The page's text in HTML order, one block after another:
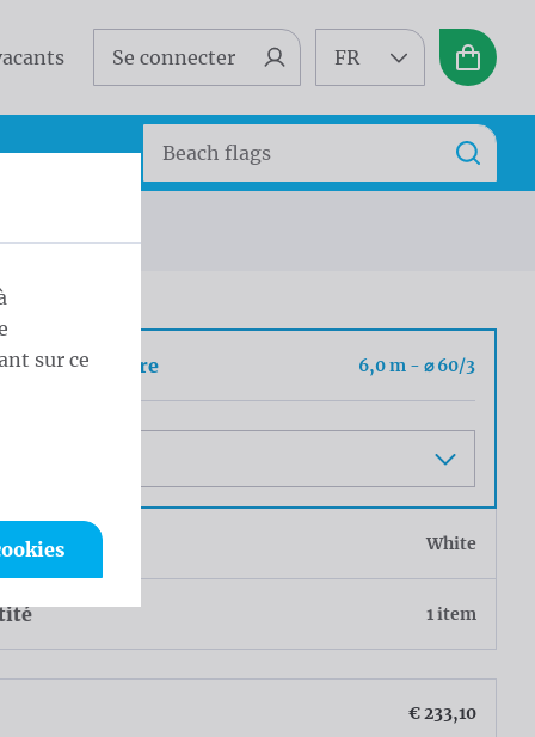
Se connecter FR
Panier
Search
et diamètre 6,0 m - ⌀ 60/3
White
1 item
€ 233,10
sur ce